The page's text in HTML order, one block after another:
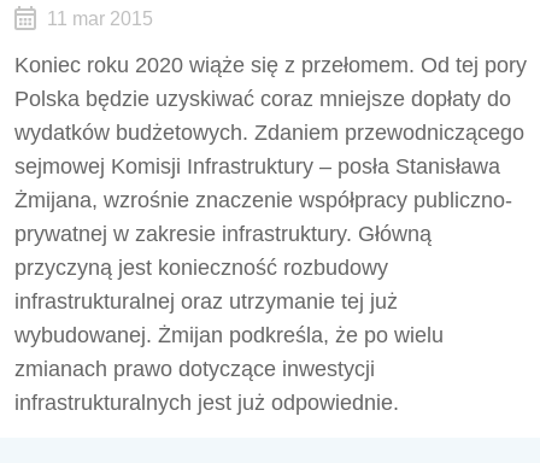
11 mar 2015
Koniec roku 2020 wiąże się z przełomem. Od tej pory
Polska będzie uzyskiwać coraz mniejsze dopłaty do
wydatków budżetowych. Zdaniem przewodniczącego
sejmowej Komisji Infrastruktury – posła Stanisława
Żmijana, wzrośnie znaczenie współpracy publiczno-
prywatnej w zakresie infrastruktury. Główną
przyczyną jest konieczność rozbudowy
infrastrukturalnej oraz utrzymanie tej już
wybudowanej. Żmijan podkreśla, że po wielu
zmianach prawo dotyczące inwestycji
infrastrukturalnych jest już odpowiednie.